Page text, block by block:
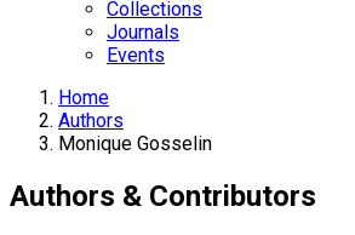
Collections
Journals
Events
Home
Authors
Monique Gosselin
Authors & Contributors